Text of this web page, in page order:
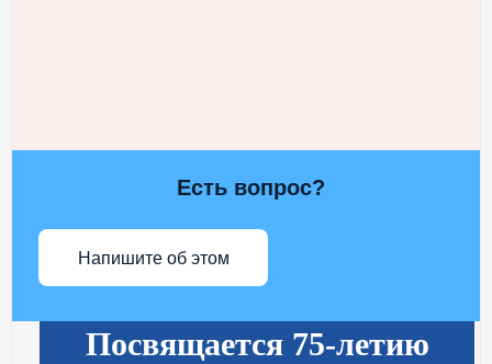
Есть вопрос?
Напишите об этом
Посвящается 75-летию